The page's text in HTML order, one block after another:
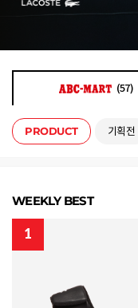
(57)
PRODUCT 기획전
WEEKLY BEST
1